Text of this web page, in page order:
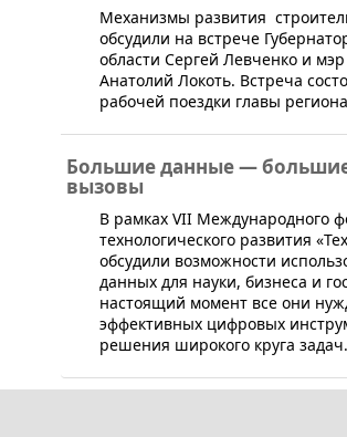
​Механизмы развития
обсудили на встрече
области Сергей Левченко и
Анатолий Локоть. Встреча
рабочей поездки главы
Большие данные —
вызовы
​В рамках VII Международного
технологического развития
обсудили возможности
данных для науки, бизнеса и
настоящий момент все они
эффективных цифровых
решения широкого круга задач.